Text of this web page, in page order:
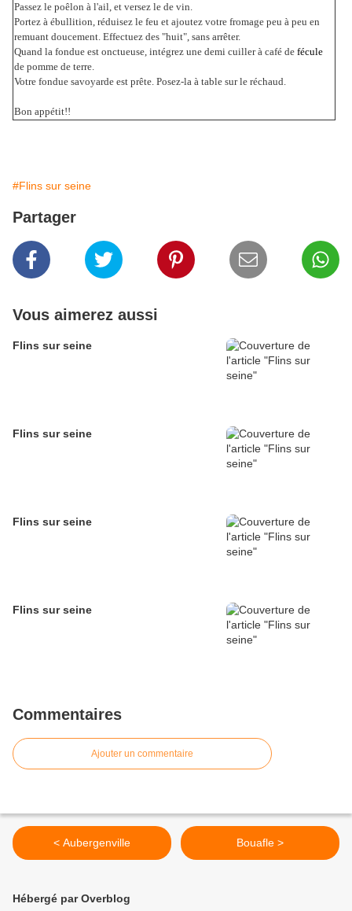
Passez le poêlon à l'ail, et versez le de vin.
Portez à ébullition, réduisez le feu et ajoutez votre fromage peu à peu en
remuant doucement. Effectuez des "huit", sans arrêter.
Quand la fondue est onctueuse, intégrez une demi cuiller à café de fécule
de pomme de terre.
Votre fondue savoyarde est prête. Posez-la à table sur le réchaud.
Bon appétit!!
#Flins sur seine
Partager
Vous aimerez aussi
Flins sur seine
Flins sur seine
Flins sur seine
Flins sur seine
Commentaires
Ajouter un commentaire
< Aubergenville Bouafle >
Hébergé par Overblog